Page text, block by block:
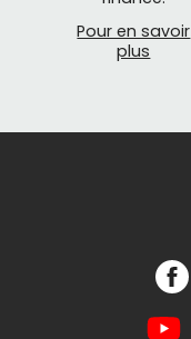
Pour en savoir
plus